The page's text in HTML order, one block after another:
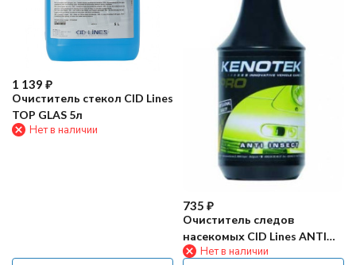
1 139 ₽
Очиститель стекол CID Lines
TOP GLAS 5л
Нет в наличии
735 ₽
Очиститель следов
насекомых CID Lines ANTI
INSECT 1л
Нет в наличии